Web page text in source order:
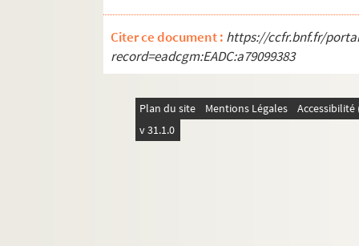
Citer ce document : https://ccfr.bnf.fr/
record=eadcgm:EADC:a79099383
Plan du site Mentions Légales
v 31.1.0